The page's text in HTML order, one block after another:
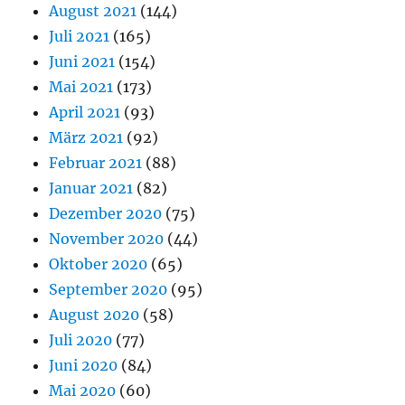
August 2021 (144)
Juli 2021 (165)
Juni 2021 (154)
Mai 2021 (173)
April 2021 (93)
März 2021 (92)
Februar 2021 (88)
Januar 2021 (82)
Dezember 2020 (75)
November 2020 (44)
Oktober 2020 (65)
September 2020 (95)
August 2020 (58)
Juli 2020 (77)
Juni 2020 (84)
Mai 2020 (60)